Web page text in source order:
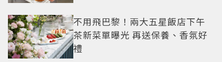
不用飛巴黎！兩大五星飯店下午
茶新菜單曝光 再送保養、香氛好
禮